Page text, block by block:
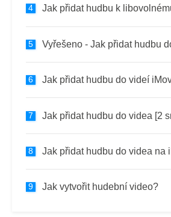
Vyřešeno - Jak přidat hudbu
Jak přidat hudbu do videí
Jak přidat hudbu do videa [2
Jak přidat hudbu do videa na
Jak vytvořit hudební video?